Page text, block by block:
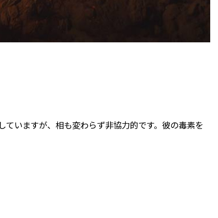
いますが、相も変わらず非協力的です。彼の毒素を